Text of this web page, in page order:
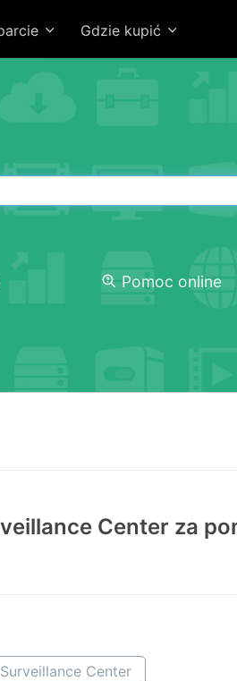
Gdzie kupić
Pomoc online
Center za
Center